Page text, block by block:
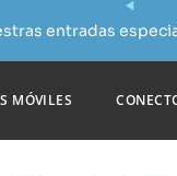
entradas
MÓVILES